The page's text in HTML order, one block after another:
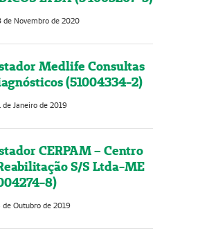
de Novembro de 2020
Medlife Consultas
(51004334-2)
de Janeiro de 2019
CERPAM – Centro
S/S Ltda-ME
8)
de Outubro de 2019